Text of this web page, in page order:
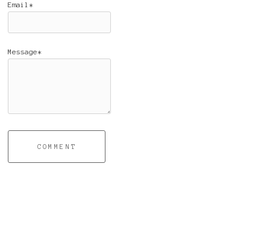
Email*
Message*
COMMENT